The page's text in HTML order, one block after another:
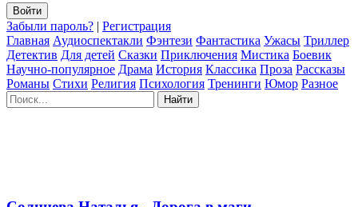
Войти
Забыли пароль? | Регистрация
Главная Аудиоспектакли Фэнтези Фантастика Ужасы Триллер
Детектив Для детей Сказки Приключения Мистика Боевик
Научно-популярное Драма История Классика Проза Рассказы
Романы Стихи Религия Психология Тренинги Юмор Разное
Найти